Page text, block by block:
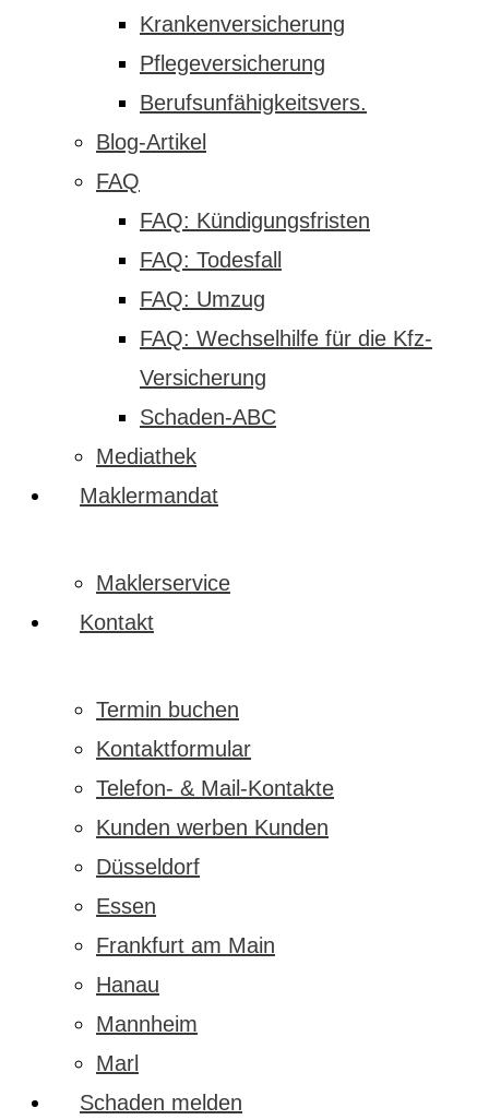
Krankenversicherung
Pflegeversicherung
Berufsunfähigkeitsvers.
Blog-Artikel
FAQ
FAQ: Kündigungsfristen
FAQ: Todesfall
FAQ: Umzug
FAQ: Wechselhilfe für die Kfz-
Versicherung
Schaden-ABC
Mediathek
Maklermandat
Maklerservice
Kontakt
Termin buchen
Kontaktformular
Telefon- & Mail-Kontakte
Kunden werben Kunden
Düsseldorf
Essen
Frankfurt am Main
Hanau
Mannheim
Marl
Schaden melden